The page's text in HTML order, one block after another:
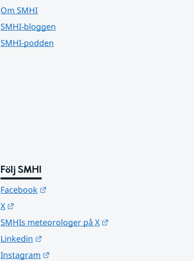
Om SMHI
SMHI-bloggen
SMHI-podden
Följ SMHI
Facebook
X
SMHIs meteorologer på X
Linkedin
Instagram